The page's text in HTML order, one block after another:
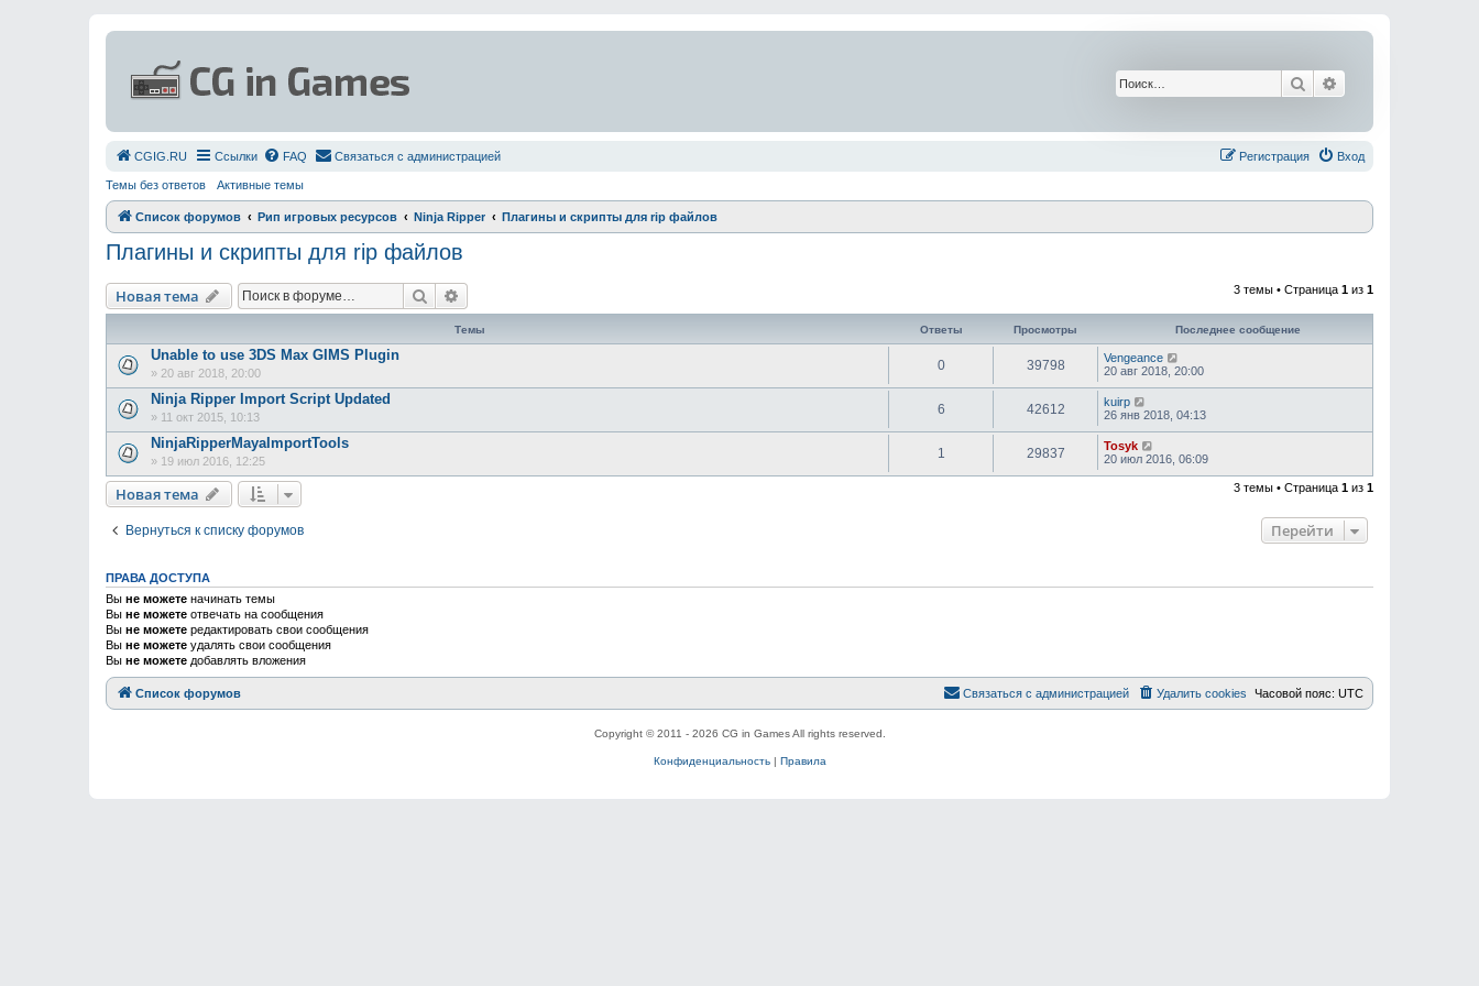
Поиск
СGIG.RU Ссылки FAQ Связаться с администрацией Вход
Регистрация
Темы без ответов Активные темы
Список форумов Рип игровых ресурсов Ninja Ripper Плагины и скрипты для rip файлов
Плагины и скрипты для rip файлов
Новая тема Поиск 3 темы • Страница 1 из 1
Темы Ответы Просмотры Последнее сообщение
Unable to use 3DS Max GIMS Plugin
» 20 авг 2018, 20:00
0 39798
Vengeance
20 авг 2018, 20:00
Ninja Ripper Import Script Updated
» 11 окт 2015, 10:13
6 42612
kuirp
26 янв 2018, 04:13
NinjaRipperMayaImportTools
» 19 июл 2016, 12:25
1 29837
Tosyk
20 июл 2016, 06:09
Новая тема 3 темы • Страница 1 из 1
Вернуться к списку форумов Перейти
ПРАВА ДОСТУПА
Вы не можете начинать темы
Вы не можете отвечать на сообщения
Вы не можете редактировать свои сообщения
Вы не можете удалять свои сообщения
Вы не можете добавлять вложения
Список форумов Часовой пояс: UTC
Удалить cookies
Связаться с администрацией
Copyright © 2011 - 2026 CG in Games All rights reserved.
Конфиденциальность| Правила